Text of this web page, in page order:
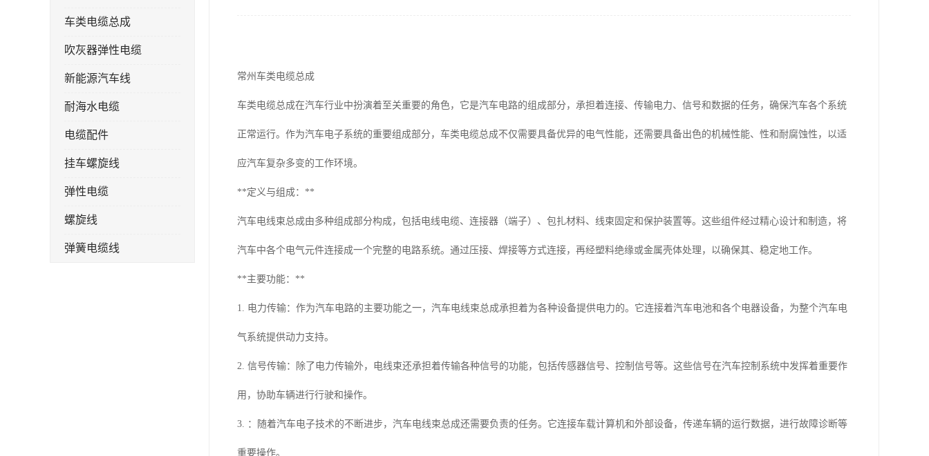
车类电缆总成
吹灰器弹性电缆
新能源汽车线
耐海水电缆
电缆配件
挂车螺旋线
弹性电缆
螺旋线
弹簧电缆线
常州车类电缆总成
车类电缆总成在汽车行业中扮演着至关重要的角色，它是汽车电路的组成部分，承担着连接、传输电力、信号和数据的任务，确保汽车各个系统
正常运行。作为汽车电子系统的重要组成部分，车类电缆总成不仅需要具备优异的电气性能，还需要具备出色的机械性能、性和耐腐蚀性，以适
应汽车复杂多变的工作环境。
**定义与组成：**
汽车电线束总成由多种组成部分构成，包括电线电缆、连接器（端子）、包扎材料、线束固定和保护装置等。这些组件经过精心设计和制造，将
汽车中各个电气元件连接成一个完整的电路系统。通过压接、焊接等方式连接，再经塑料绝缘或金属壳体处理，以确保其、稳定地工作。
**主要功能：**
1. 电力传输：作为汽车电路的主要功能之一，汽车电线束总成承担着为各种设备提供电力的。它连接着汽车电池和各个电器设备，为整个汽车电
气系统提供动力支持。
2. 信号传输：除了电力传输外，电线束还承担着传输各种信号的功能，包括传感器信号、控制信号等。这些信号在汽车控制系统中发挥着重要作
用，协助车辆进行行驶和操作。
3. ：随着汽车电子技术的不断进步，汽车电线束总成还需要负责的任务。它连接车载计算机和外部设备，传递车辆的运行数据，进行故障诊断等
重要操作。